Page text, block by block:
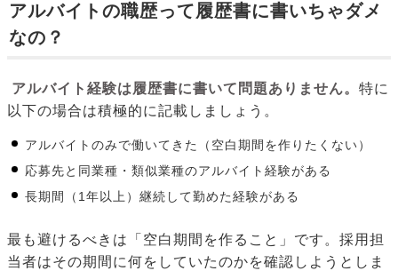
アルバイトの職歴って履歴書に書いちゃダメ
なの？
アルバイト経験は履歴書に書いて問題ありません。 特に
以下の場合は積極的に記載しましょう。
アルバイトのみで働いてきた（空白期間を作りたくない）
応募先と同業種・類似業種のアルバイト経験がある
長期間（1年以上）継続して勤めた経験がある
最も避けるべきは「空白期間を作ること」です。採用担
当者はその期間に何をしていたのかを確認しようとしま